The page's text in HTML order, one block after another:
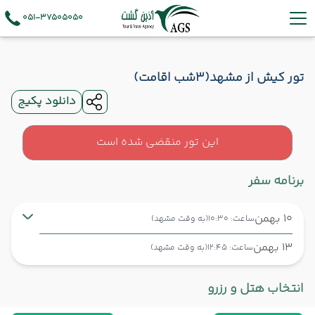
051-37505050
تور کیش از مشهد(3شب اقامت)
دانلود پکیج
این تور منقضی شده است
برنامه سفر
10 بهمن ساعت: 10:30 (به وقت مشهد)
13 بهمن ساعت: 12:45 (به وقت مشهد)
شروع سفر مشهد ,
انتخاب هتل و رزرو